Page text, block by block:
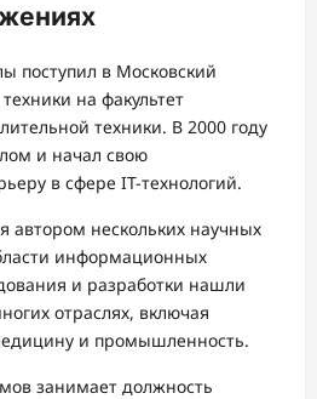
поступил в Московский
на факультет
техники. В 2000 году
и начал свою
в сфере IT-технологий.
автором нескольких научных
информационных
и разработки нашли
отраслях, включая
и промышленность.
занимает должность